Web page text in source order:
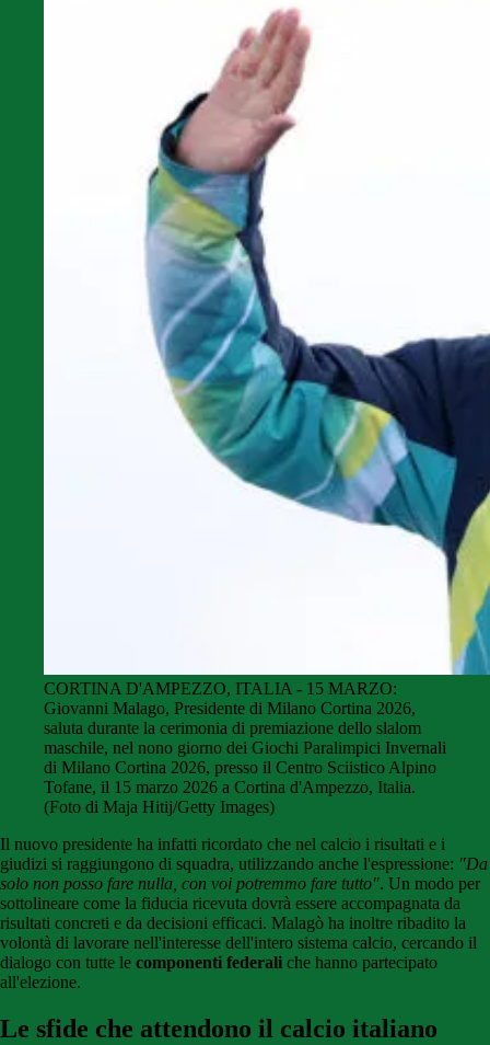
CORTINA D'AMPEZZO, ITALIA - 15 MARZO:
Giovanni Malago, Presidente di Milano Cortina 2026,
saluta durante la cerimonia di premiazione dello slalom
maschile, nel nono giorno dei Giochi Paralimpici Invernali
di Milano Cortina 2026, presso il Centro Sciistico Alpino
Tofane, il 15 marzo 2026 a Cortina d'Ampezzo, Italia.
(Foto di Maja Hitij/Getty Images)
Il nuovo presidente ha infatti ricordato che nel calcio i risultati e i
giudizi si raggiungono di squadra, utilizzando anche l'espressione: "Da
solo non posso fare nulla, con voi potremmo fare tutto". Un modo per
sottolineare come la fiducia ricevuta dovrà essere accompagnata da
risultati concreti e da decisioni efficaci. Malagò ha inoltre ribadito la
volontà di lavorare nell'interesse dell'intero sistema calcio, cercando il
dialogo con tutte le componenti federali che hanno partecipato
all'elezione.
Le sfide che attendono il calcio italiano